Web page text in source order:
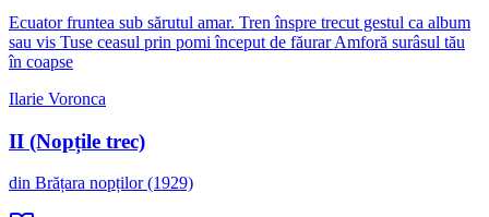
Ecuator fruntea sub sărutul amar. Tren înspre trecut gestul ca album
sau vis Tuse ceasul prin pomi început de făurar Amforă surâsul tău
în coapse
Ilarie Voronca
II (Nopțile trec)
din Brățara nopților (1929)